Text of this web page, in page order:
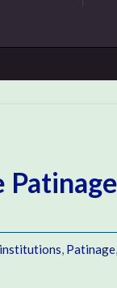
Patinage
Patinage